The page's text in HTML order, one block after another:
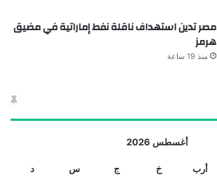
مصر تدين استهداف ناقلة نفط إماراتية في مضيق
هرمز
منذ 19 ساعة
أغسطس 2026
أرب خ ج س د